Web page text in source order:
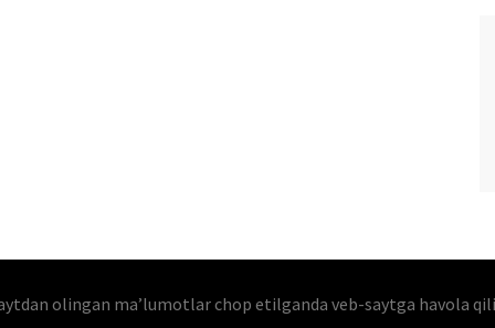
olingan maʼlumotlar chop etilganda veb-saytga havola